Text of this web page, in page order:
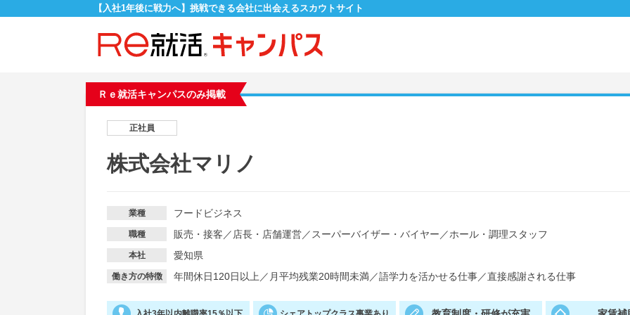
【入社1年後に戦力へ】挑戦できる会社に出会えるスカウトサイト
Ｒｅ就活キャンパスのみ掲載
正社員
株式会社マリノ
業種 フードビジネス
職種 販売・接客 ／ 店長・店舗運営／ スーパーバイザー・バイヤー ／ホール・調理スタッフ
本社 愛知県
働き方の特徴 年間休日120日以上 ／ 月平均残業20時間未満／語学力を活かせる仕事／直接感謝される仕事